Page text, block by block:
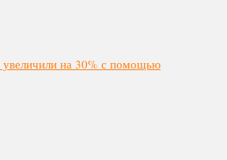
на 30% с помощью